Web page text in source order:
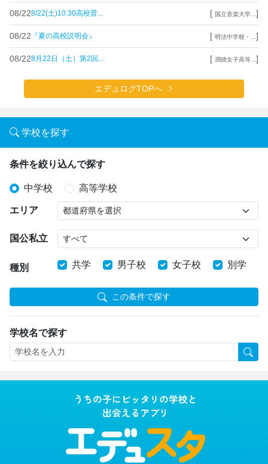
08/228/22(土)10:30高校普... [ 国立音楽大学... ]
08/22 『夏の高校説明会』 [ 明法中学校・... ]
08/228月22日（土）第2回... [ 潤徳女子高等... ]
エデュログTOPへ
学校を探す
条件を絞り込んで探す
中学校 高等学校
エリア
国公私立
種別 共学 男子校 女子校 別学
この条件で探す
学校名で探す